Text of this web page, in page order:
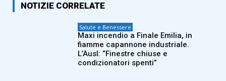
NOTIZIE CORRELATE
Salute e Benessere
Maxi incendio a Finale Emilia, in
fiamme capannone industriale.
L’Ausl: “Finestre chiuse e
condizionatori spenti”